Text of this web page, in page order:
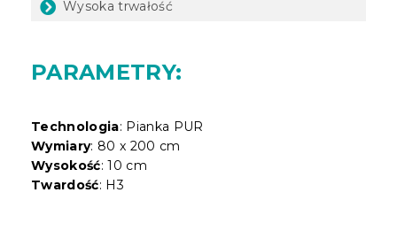
Wysoka trwałość
PARAMETRY:
Technologia: Pianka PUR
Wymiary: 80 x 200 cm
Wysokość: 10 cm
Twardość: H3